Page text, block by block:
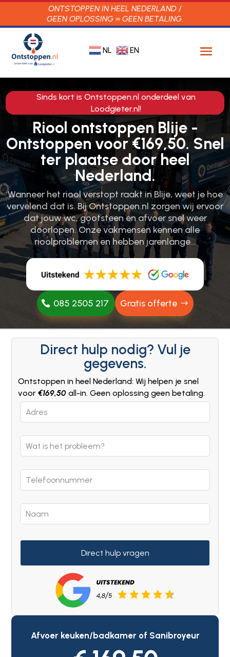
ONTSTOPPEN IN HEEL NEDERLAND /
GEEN OPLOSSING = GEEN BETALING.
NL EN
Sinds kort is Ontstoppen.nl onderdeel van
Loodgieter.nl!
Riool ontstoppen Blije -
Ontstoppen voor €169,50. Snel
ter plaatse door heel
Nederland.
Wanneer het riool verstopt raakt in Blije, weet je hoe
vervelend dat is.​ Bij Ontstoppen.​nl zorgen wij ervoor
dat jouw wc, gootsteen en afvoer snel weer
doorlopen.​ Onze vakmensen kennen alle
rioolproblemen en hebben jarenlange…
085 2505 217 Gratis offerte
Direct hulp nodig? Vul je
gegevens.
Ontstoppen in heel Nederland: Wij helpen je snel
voor€169,50 all-in. Geen oplossing geen betaling.
Leave
this
blank
Direct hulp vragen
Afvoer keuken/badkamer of Sanibroyeur